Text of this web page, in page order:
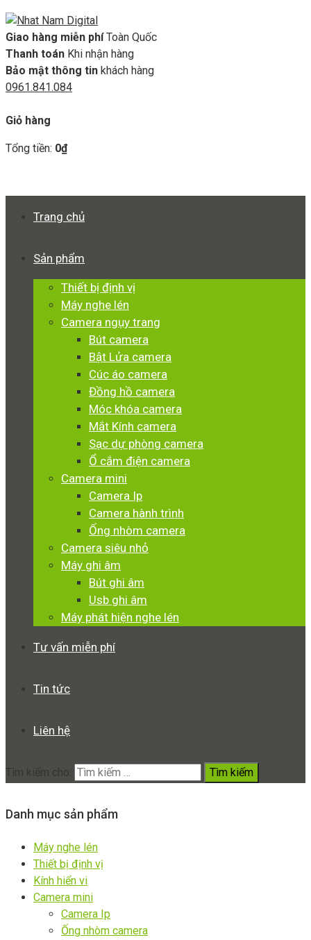
Giao hàng miễn phí Toàn Quốc
Thanh toán Khi nhận hàng
Bảo mật thông tin khách hàng
0961.841.084
Giỏ hàng
Tổng tiền: 0₫
Trang chủ
Sản phẩm
Thiết bị định vị
Máy nghe lén
Camera ngụy trang
Bút camera
Bật Lửa camera
Cúc áo camera
Đồng hồ camera
Móc khóa camera
Mắt Kính camera
Sạc dự phòng camera
Ổ cắm điện camera
Camera mini
Camera Ip
Camera hành trình
Ống nhòm camera
Camera siêu nhỏ
Máy ghi âm
Bút ghi âm
Usb ghi âm
Máy phát hiện nghe lén
Tư vấn miễn phí
Tin tức
Liên hệ
Tìm kiếm cho:
Danh mục sản phẩm
Máy nghe lén
Thiết bị định vị
Kính hiển vi
Camera mini
Camera Ip
Ống nhòm camera